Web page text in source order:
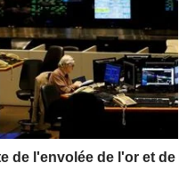
de l'envolée de l'or et de